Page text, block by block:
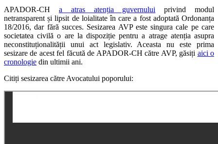
APADOR-CH a atras atenția guvernului privind modul
netransparent și lipsit de loialitate în care a fost adoptată Ordonanța
18/2016, dar fără succes. Sesizarea AVP este singura cale pe care
societatea civilă o are la dispoziție pentru a atrage atenția asupra
neconstituționalității unui act legislativ. Aceasta nu este prima
sesizare de acest fel făcută de APADOR-CH către AVP, găsiți aici o
cronologie din ultimii ani.
Citiți sesizarea către Avocatului poporului: